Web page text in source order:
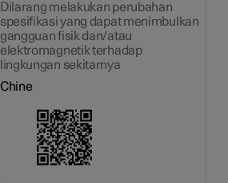
Dilarang melakukan perubahan
spesifikasi yang dapat menimbulkan
gangguan fisik dan/atau
elektromagnetik terhadap
lingkungan sekitarnya
Chine